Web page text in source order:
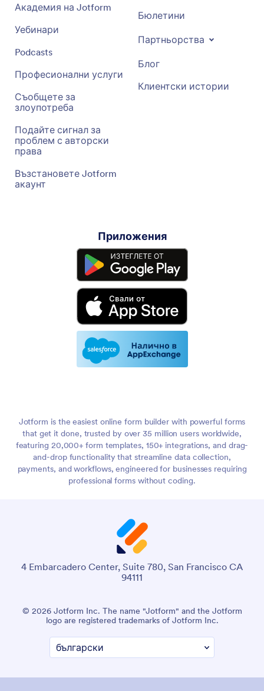
Академия на Jotform
Уебинари
Podcasts
Професионални услуги
Съобщете за
злоупотреба
Подайте сигнал за
проблем с авторски
права
Възстановете Jotform
акаунт
Бюлетини
Партньорства
Блог
Клиентски истории
Приложения
Jotform is the easiest online form builder with powerful forms
that get it done, trusted by over 35 million users worldwide,
featuring 20,000+ form templates, 150+ integrations, and drag-
and-drop functionality that streamline data collection,
payments, and workflows, engineered for businesses requiring
professional forms without coding.
4 Embarcadero Center, Suite 780, San Francisco CA
94111
© 2026 Jotform Inc. The name "Jotform" and the Jotform
logo are registered trademarks of Jotform Inc.